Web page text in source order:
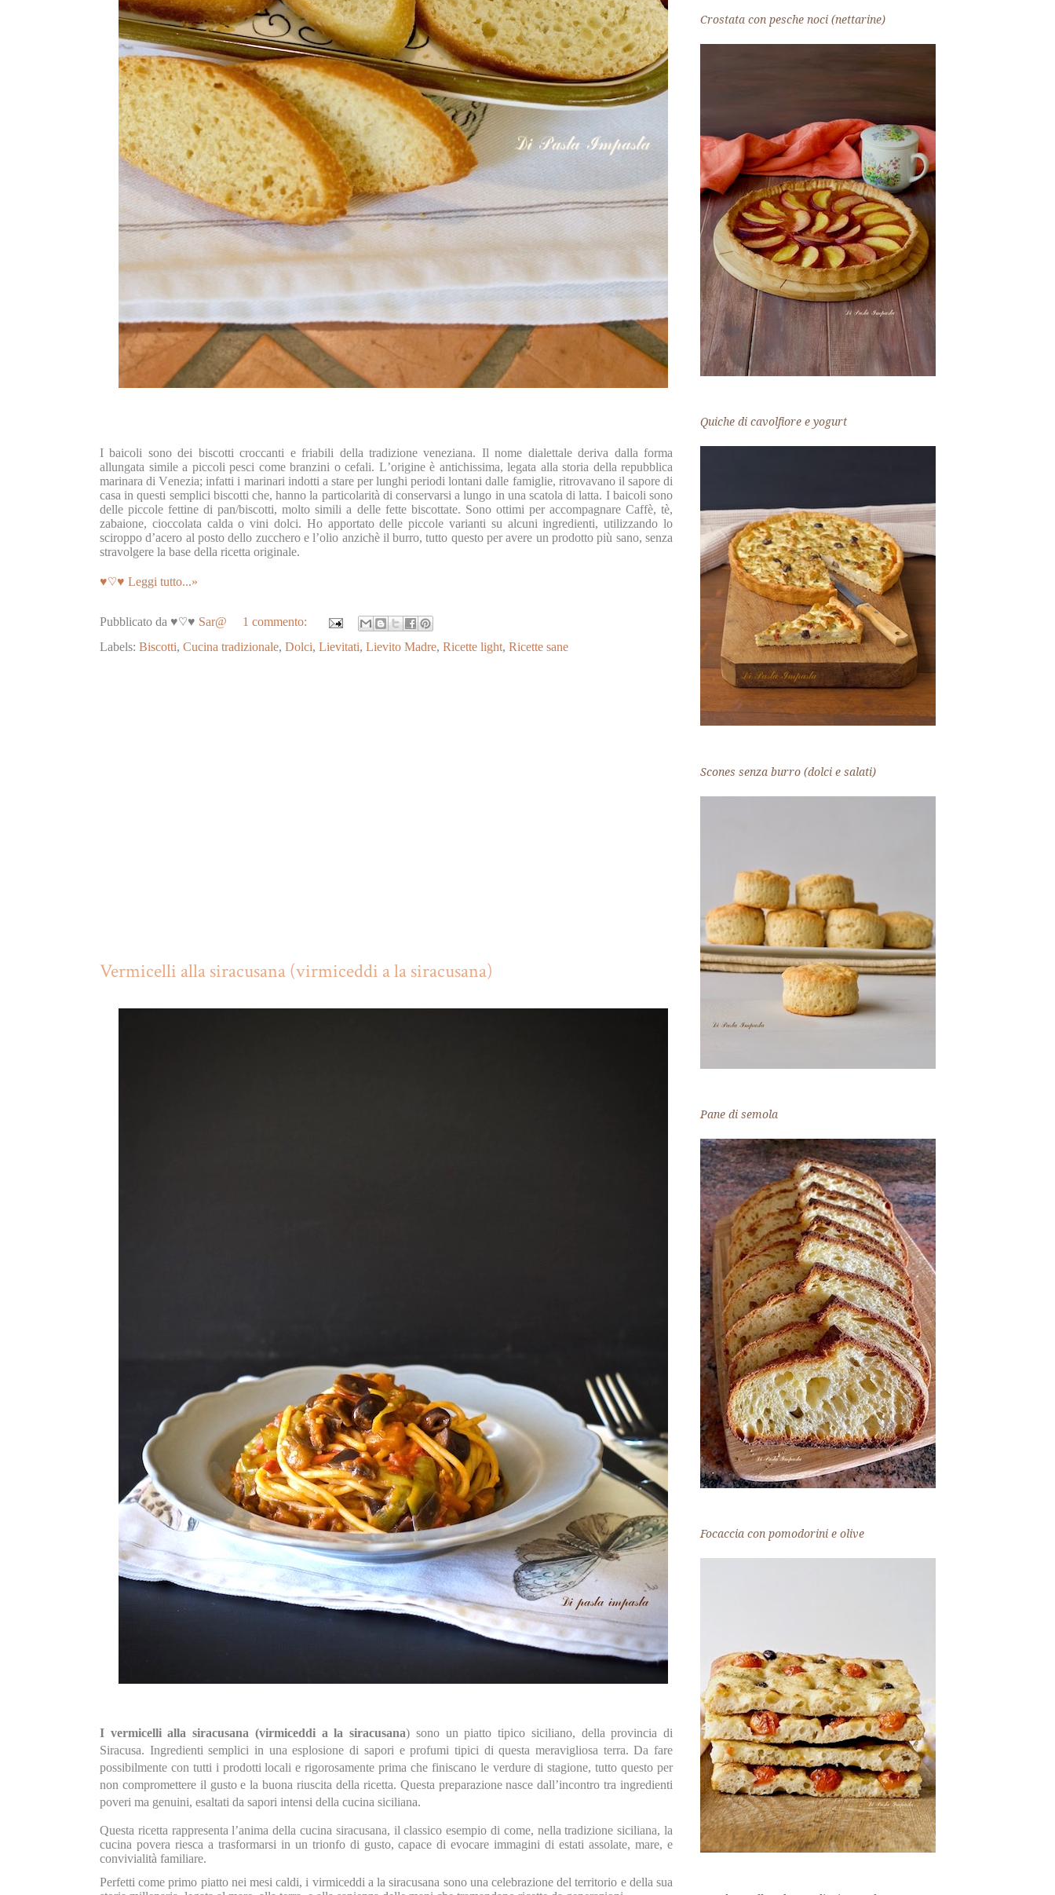
I baicoli sono dei biscotti croccanti e friabili della tradizione veneziana. Il nome dialettale deriva dalla forma
allungata simile a piccoli pesci come branzini o cefali. L’origine è antichissima, legata alla storia della repubblica
marinara di Venezia; infatti i marinari indotti a stare per lunghi periodi lontani dalle famiglie, ritrovavano il sapore di
casa in questi semplici biscotti che, hanno la particolarità di conservarsi a lungo in una scatola di latta. I baicoli sono
delle piccole fettine di pan/biscotti, molto simili a delle fette biscottate. Sono ottimi per accompagnare Caffè, tè,
zabaione, cioccolata calda o vini dolci. Ho apportato delle piccole varianti su alcuni ingredienti, utilizzando lo
sciroppo d’acero al posto dello zucchero e l’olio anzichè il burro, tutto questo per avere un prodotto più sano, senza
stravolgere la base della ricetta originale.
♥♡♥ Leggi tutto...»
Pubblicato da ♥♡♥ Sar@
1 commento:
Labels: Biscotti, Cucina tradizionale, Dolci, Lievitati, Lievito Madre, Ricette light, Ricette sane
Vermicelli alla siracusana (virmiceddi a la siracusana)
I vermicelli alla siracusana (virmiceddi a la siracusana) sono un piatto tipico siciliano, della provincia di
Siracusa. Ingredienti semplici in una esplosione di sapori e profumi tipici di questa meravigliosa terra. Da fare
possibilmente con tutti i prodotti locali e rigorosamente prima che finiscano le verdure di stagione, tutto questo per
non compromettere il gusto e la buona riuscita della ricetta. Questa preparazione nasce dall’incontro tra ingredienti
poveri ma genuini, esaltati da sapori intensi della cucina siciliana.
Questa ricetta rappresenta l’anima della cucina siracusana, il classico esempio di come, nella tradizione siciliana, la
cucina povera riesca a trasformarsi in un trionfo di gusto, capace di evocare immagini di estati assolate, mare, e
convivialità familiare.
Perfetti come primo piatto nei mesi caldi, i virmiceddi a la siracusana sono una celebrazione del territorio e della sua
Crostata con pesche noci (nettarine)
Quiche di cavolfiore e yogurt
Scones senza burro (dolci e salati)
Pane di semola
Focaccia con pomodorini e olive